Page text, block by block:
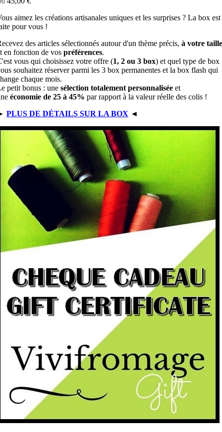
aimez les créations artisanales uniques et les surprises ? La box est
pour vous !
des articles sélectionnés autour d'un thème précis, à votre taille
en fonction de vos préférences.
vous qui choisissez votre offre (1, 2 ou 3 box) et quel type de box
souhaitez réserver parmi les 3 box permanentes et la box flash qui
chaque mois.
petit bonus : une sélection totalement personnalisée et
économie de 25 à 45% par rapport à la valeur réelle des colis !
PLUS DE DÉTAILS SUR LA BOX ◄